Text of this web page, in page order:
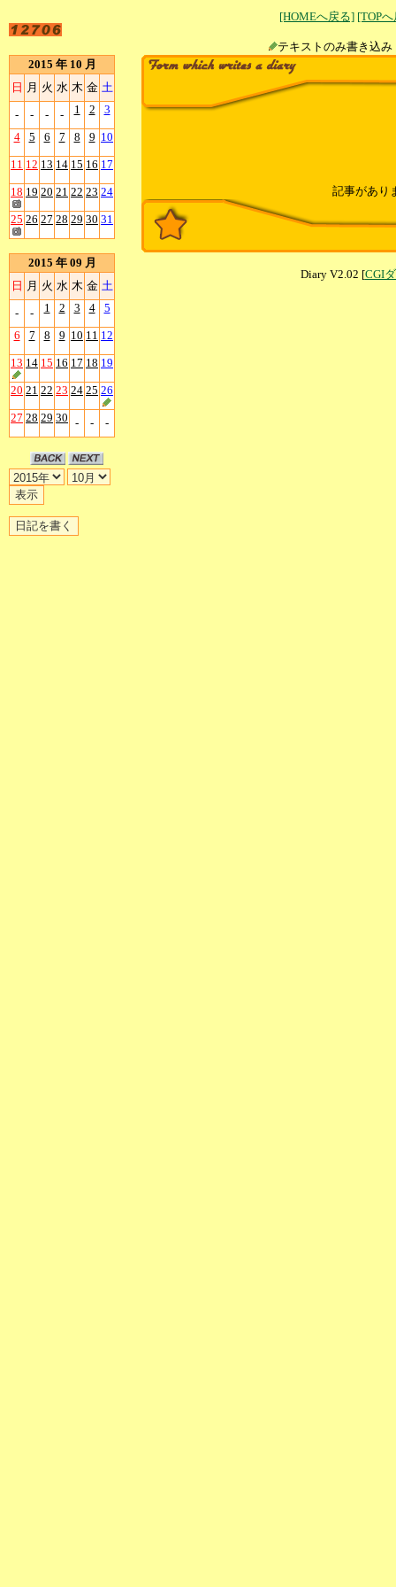
[HOMEへ戻る] [TOP
テキストのみ書
2015 年 10 月
日 月 火 水 木 金 土
- - - - 1 2 3
4 5 6 7 8 9 10
11 12 13 14 15 16 17
18 19 20 21 22 23 24
25 26 27 28 29 30 31
2015 年 09 月
日 月 火 水 木 金 土
- - 1 2 3 4 5
6 7 8 9 10 11 12
13 14 15 16 17 18 19
20 21 22 23 24 25 26
27 28 29 30 - - -
記事があり
Diary V2.02 [CGI